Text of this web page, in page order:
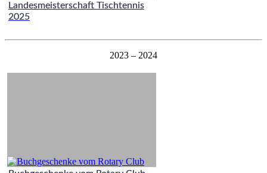
Landesmeisterschaft Tischtennis
2025
2023 – 2024